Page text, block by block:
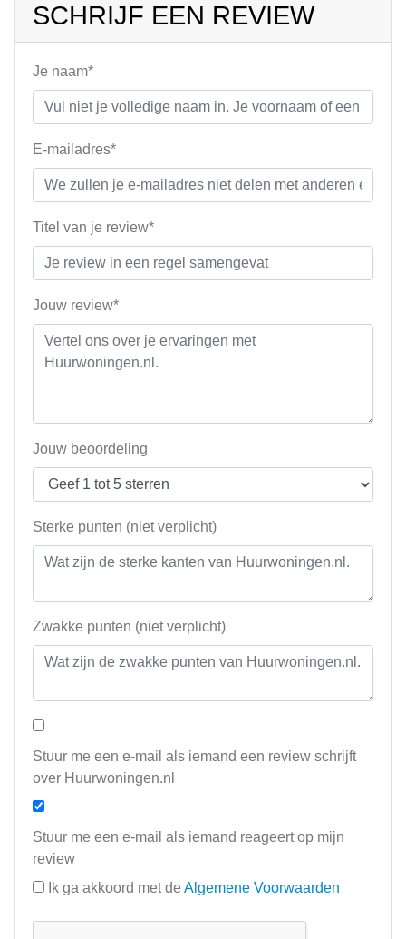
SCHRIJF EEN REVIEW
Je naam*
E-mailadres*
Titel van je review*
Jouw review*
Jouw beoordeling
Sterke punten (niet verplicht)
Zwakke punten (niet verplicht)
Stuur me een e-mail als iemand een review schrijft
over Huurwoningen.nl
Stuur me een e-mail als iemand reageert op mijn
review
Ik ga akkoord met de Algemene Voorwaarden